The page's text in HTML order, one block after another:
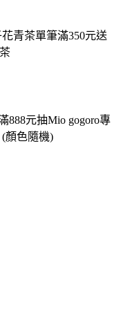
青茶單筆滿350元送
888元抽Mio gogoro專
顏色隨機)